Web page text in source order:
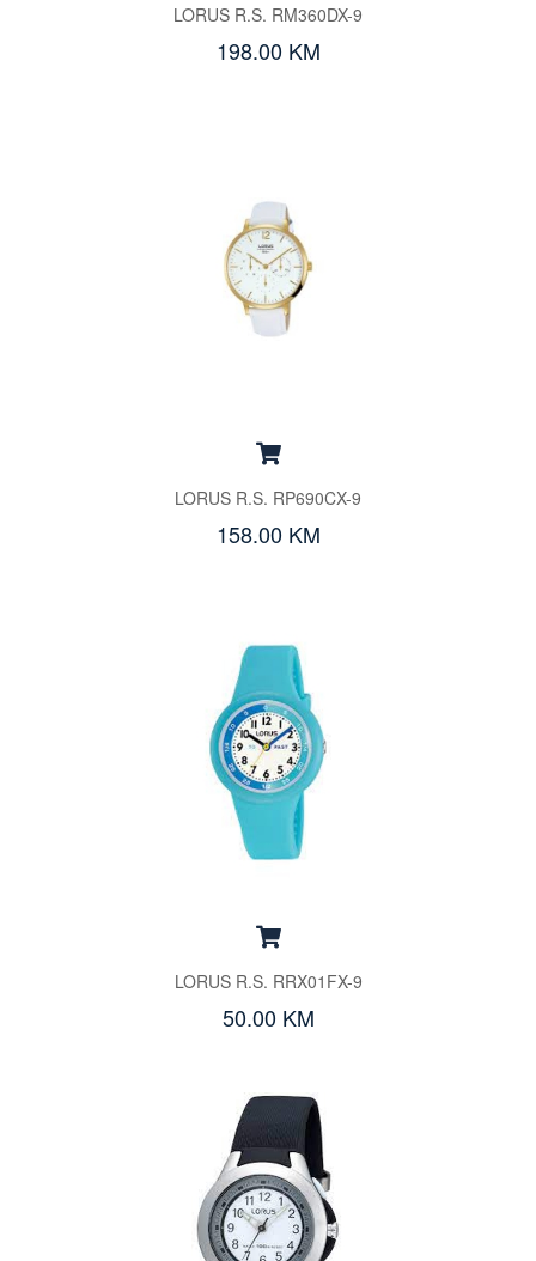
LORUS R.S. RM360DX-9
198.00 KM
LORUS R.S. RP690CX-9
158.00 KM
LORUS R.S. RRX01FX-9
50.00 KM